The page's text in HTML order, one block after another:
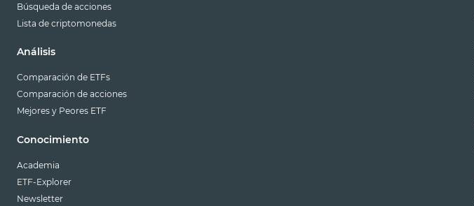
Búsqueda de acciones
Lista de criptomonedas
Análisis
Comparación de ETFs
Comparación de acciones
Mejores y Peores ETF
Conocimiento
Academia
ETF-Explorer
Newsletter